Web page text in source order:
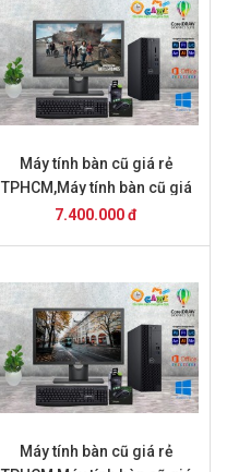
Máy tính bàn cũ giá rẻ
TPHCM,Máy tính bàn cũ giá
rẻ TPHCM
7.400.000 đ
Máy tính bàn cũ giá rẻ